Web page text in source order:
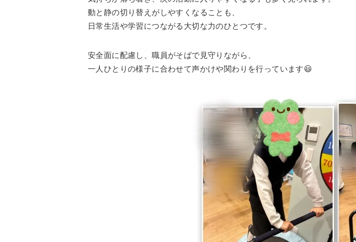
動と静の切り替えがしやすくなることも、
日常生活や学習につながる大切な力のひとつです。
安全面に配慮し、職員がそばで見守りながら、
一人ひとりの様子に合わせて声かけや関わりを行っています😃